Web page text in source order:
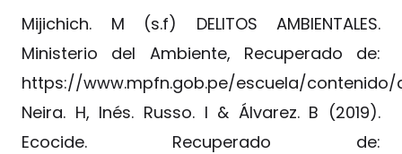
Mijichich. M (s.f) DELITOS AMBIENTALES.
Ministerio del Ambiente, Recuperado de:
https://www.mpfn.gob.pe/escuela/
Neira. H, Inés. Russo. I & Álvarez. B (2019).
Ecocide. Recuperado de: